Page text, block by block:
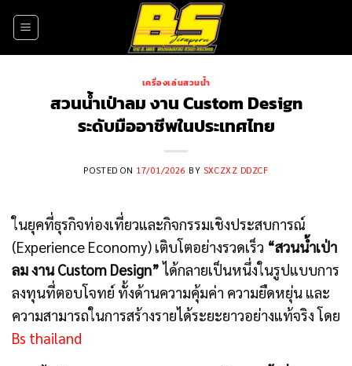
เครื่องเล่นสวนน้ำ
สวนน้ำเป่าลม งาน Custom Design
ระดับมืออาชีพในประเทศไทย
POSTED ON 17/01/2026 BY SXCZXZ DDZCF
ในยุคที่ธุรกิจท่องเที่ยวและกิจกรรมเชิงประสบการณ์
(Experience Economy) เติบโตอย่างรวดเร็ว “สวนน้ำเป่า
ลม งาน Custom Design”ได้กลายเป็นหนึ่งในรูปแบบการ
ลงทุนที่ตอบโจทย์ ทั้งด้านความคุ้มค่า ความยืดหยุ่น และ
ความสามารถในการสร้างรายได้ระยะยาวอย่างแท้จริง โดย
Bs thailand